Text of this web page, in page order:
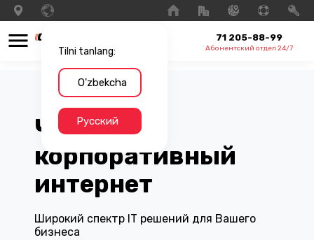
Tilni tanlang:
O'zbekcha
Русский
71 205-88-99
Абонентский отдел 24/7
Честный
корпоративный
интернет
Широкий спектр IT решений для Вашего
бизнеса